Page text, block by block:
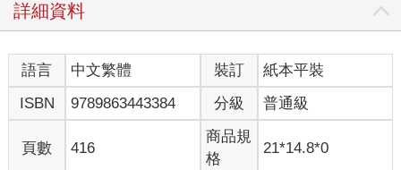
詳細資料
語言 中文繁體 裝訂
紙本平裝
ISBN
9789863443384 分級 普通級
頁數 416
商品規
格
21*14.8*0